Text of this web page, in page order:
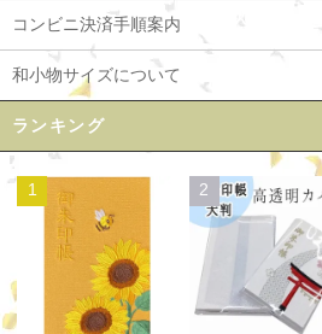
コンビニ決済手順案内
和小物サイズについて
ランキング
1 2